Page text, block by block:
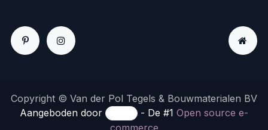
Copyright © Van der Pol Tegels & Bouwmaterialen BV
Aangeboden door
- De #1Open source e-